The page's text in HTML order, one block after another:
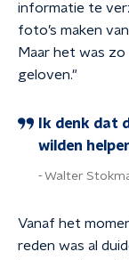
informatie te
foto’s maken
Maar het was
geloven."
Ik denk dat
wilden
Walter
Vanaf het
reden was al